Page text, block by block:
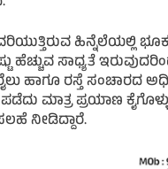
ಹಿನ್ನೆಲೆಯಲ್ಲಿ
ಹೆಚ್ಚುವ ಸಾಧ್ಯತೆ
ಹಾಗೂ ರಸ್ತೆ ಸಂಚಾರದ
ಮಾತ್ರ ಪ್ರಯಾಣ
ನೀಡಿದ್ದಾರೆ.